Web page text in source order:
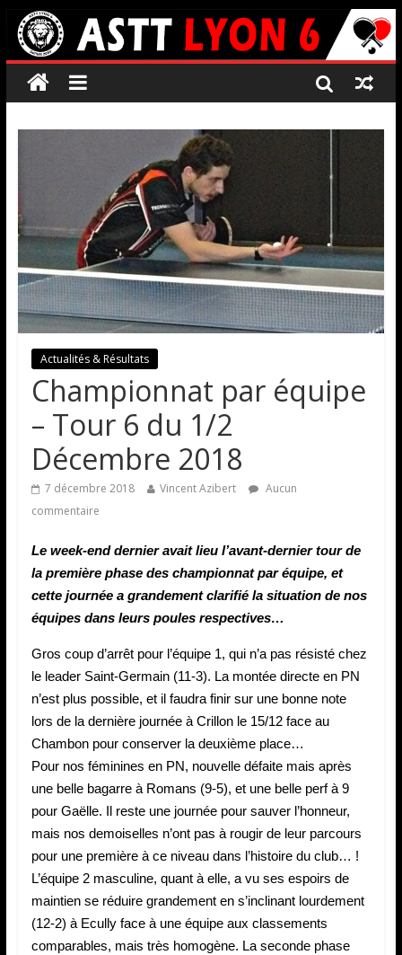
Actualités & Résultats
Championnat par équipe
– Tour 6 du 1/2
Décembre 2018
7 décembre 2018 Vincent Azibert
Aucun
commentaire
Le week-end dernier avait lieu l’avant-dernier tour de
la première phase des championnat par équipe, et
cette journée a grandement clarifié la situation de nos
équipes dans leurs poules respectives…
Gros coup d’arrêt pour l’équipe 1, qui n’a pas résisté chez
le leader Saint-Germain (11-3). La montée directe en PN
n’est plus possible, et il faudra finir sur une bonne note
lors de la dernière journée à Crillon le 15/12 face au
Chambon pour conserver la deuxième place…
Pour nos féminines en PN, nouvelle défaite mais après
une belle bagarre à Romans (9-5), et une belle perf à 9
pour Gaëlle. Il reste une journée pour sauver l’honneur,
mais nos demoiselles n’ont pas à rougir de leur parcours
pour une première à ce niveau dans l’histoire du club… !
L’équipe 2 masculine, quant à elle, a vu ses espoirs de
maintien se réduire grandement en s’inclinant lourdement
(12-2) à Ecully face à une équipe aux classements
comparables, mais très homogène. La seconde phase